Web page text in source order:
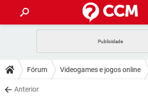
CELULAR FACEBOOK
OUTLOOK
DICAS
JOGOS WHATSAPP
DOWNLOADS
Fórum Videogames e jogos online
Anterior